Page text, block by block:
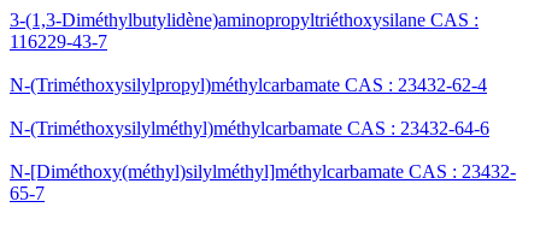
3-(1,3-Diméthylbutylidène)aminopropyltriéthoxysilane CAS :
116229-43-7
N-(Triméthoxysilylpropyl)méthylcarbamate CAS : 23432-62-4
N-(Triméthoxysilylméthyl)méthylcarbamate CAS : 23432-64-6
N-[Diméthoxy(méthyl)silylméthyl]méthylcarbamate CAS : 23432-
65-7